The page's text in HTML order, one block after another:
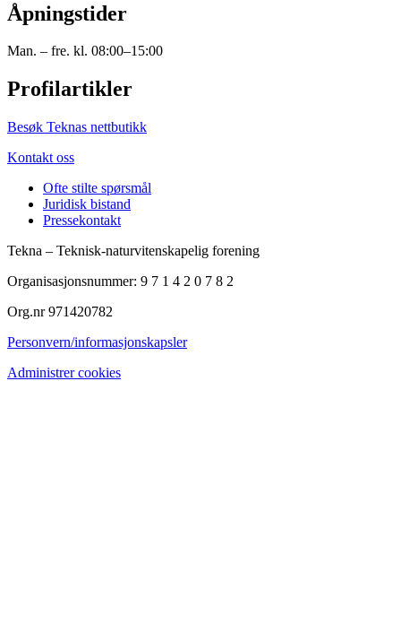
Åpningstider
Man. – fre. kl. 08:00–15:00
Profilartikler
Besøk Teknas nettbutikk
Kontakt oss
Ofte stilte spørsmål
Juridisk bistand
Pressekontakt
Tekna – Teknisk-naturvitenskapelig forening
Organisasjonsnummer: 9 7 1 4 2 0 7 8 2
Org.nr 971420782
Personvern/informasjonskapsler
Administrer cookies